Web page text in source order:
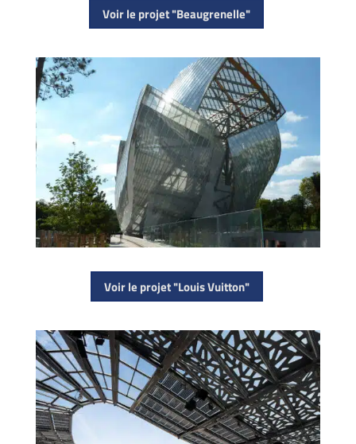
Voir le projet "Beaugrenelle"
Voir le projet "Louis Vuitton"